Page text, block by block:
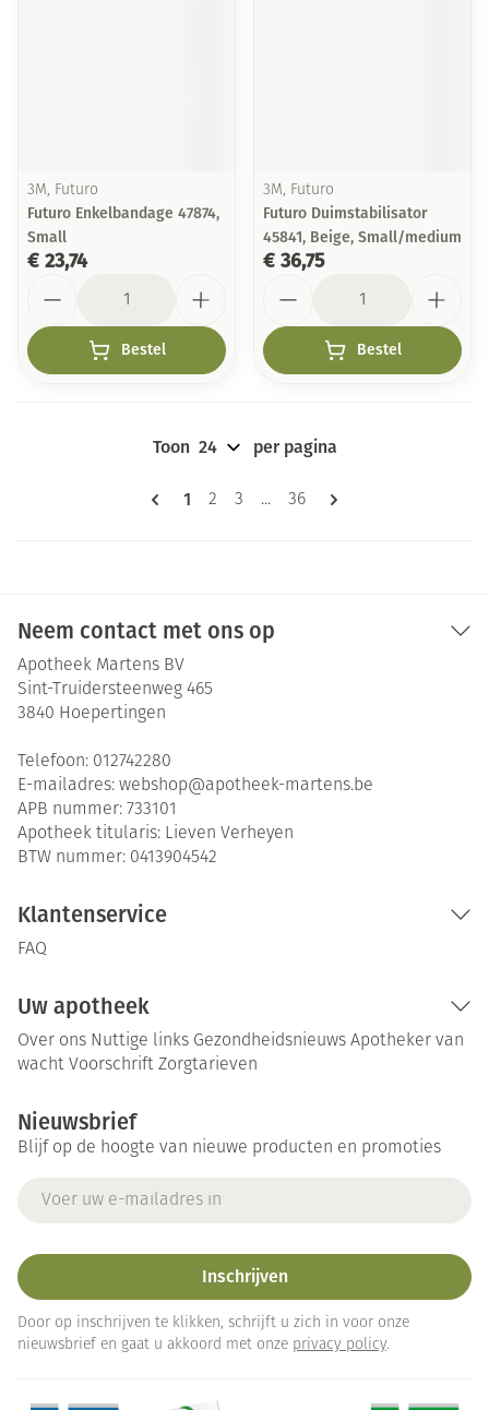
3M, Futuro
Futuro Enkelbandage 47874,
Small
€ 23,74
Bestel
3M, Futuro
Futuro Duimstabilisator
45841, Beige, Small/medium
€ 36,75
Bestel
Pagina's
U lees momenteel pagina
1 Pagina
2 Pagina
3 ... Pagina
36
Toon per pagina
Neem contact met ons op
Apotheek Martens BV
Sint-Truidersteenweg 465
3840 Hoepertingen
Telefoon: 012742280
E-mailadres: webshop@apotheek-martens.be
APB nummer: 733101
Apotheek titularis: Lieven Verheyen
BTW nummer: 0413904542
Klantenservice
FAQ
Uw apotheek
Over ons Nuttige links Gezondheidsnieuws Apotheker van
wacht Voorschrift Zorgtarieven
Nieuwsbrief
Blijf op de hoogte van nieuwe producten en promoties
Inschrijven
Door op inschrijven te klikken, schrijft u zich in voor onze
nieuwsbrief en gaat u akkoord met onze privacy policy.